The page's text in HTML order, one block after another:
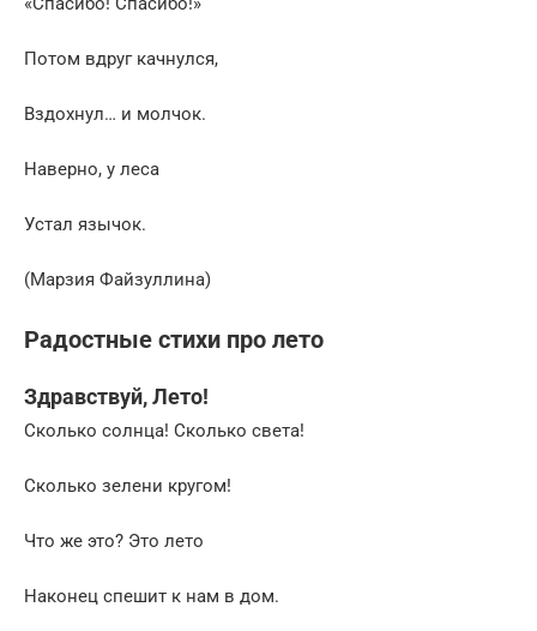
Потом вдруг качнулся,
Вздохнул… и молчок.
Наверно, у леса
Устал язычок.
(Марзия Файзуллина)
Радостные стихи про лето
Здравствуй, Лето!
Сколько солнца! Сколько света!
Сколько зелени кругом!
Что же это? Это лето
Наконец спешит к нам в дом.